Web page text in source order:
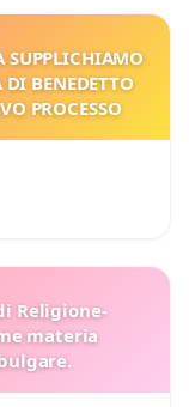
SUPPLICHIAMO
BENEDETTO
PROCESSO
Religione-
materia